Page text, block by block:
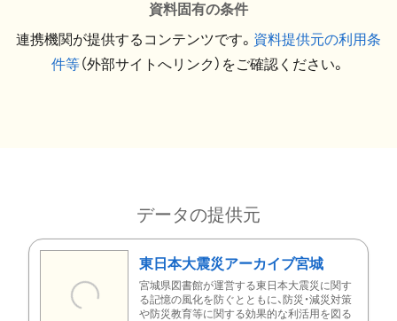
資料固有の条件
連携機関が提供するコンテンツです。 資料提供元の利用条
件等（外部サイトへリンク）をご確認ください。
データの提供元
東日本大震災アーカイブ宮城
宮城県図書館が運営する東日本大震災に関す
る記憶の風化を防ぐとともに、防災・減災対策
や防災教育等に関する効果的な利活用を図る